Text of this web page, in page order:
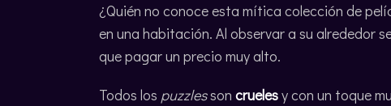
¿Quién no conoce esta mítica colección de
en una habitación. Al observar a su alrededor
que pagar un precio muy alto.
Todos los puzzlesson cruelesy con un toque